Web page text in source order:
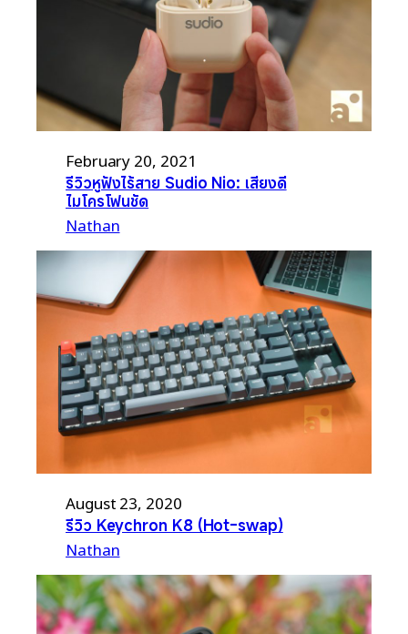
February 20, 2021
รีวิวหูฟังไร้สาย Sudio Nio: เสียงดี
ไมโครโฟนชัด
Nathan
August 23, 2020
รีวิว Keychron K8 (Hot-swap)
Nathan